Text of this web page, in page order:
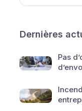
Dernières
Pas